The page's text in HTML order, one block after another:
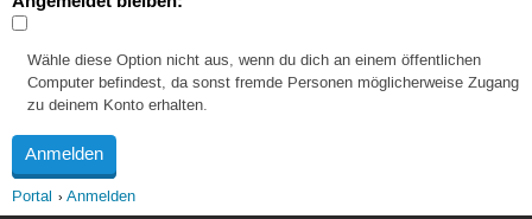
Wähle diese Option nicht aus, wenn du dich an einem öffentlichen
Computer befindest, da sonst fremde Personen möglicherweise Zugang
zu deinem Konto erhalten.
Portal Anmelden